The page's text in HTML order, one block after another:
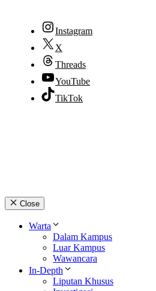
Instagram
X
Threads
YouTube
TikTok
Close
Warta
Dalam Kampus
Luar Kampus
Wawancara
In-Depth
Liputan Khusus